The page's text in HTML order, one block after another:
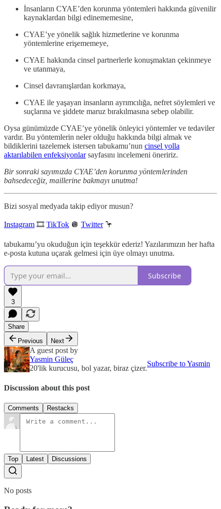
İnsanların CYAE’den korunma yöntemleri hakkında güvenilir
kaynaklardan bilgi edinememesine,
CYAE’ye yönelik sağlık hizmetlerine ve korunma
yöntemlerine erişememeye,
CYAE hakkında cinsel partnerlerle konuşmaktan çekinmeye
ve utanmaya,
Cinsel davranışlardan korkmaya,
CYAE ile yaşayan insanların ayrımcılığa, nefret söylemleri ve
suçlarına ve şiddete maruz bırakılmasına sebep olabilir.
Oysa günümüzde CYAE’ye yönelik önleyici yöntemler ve tedaviler
vardır. Bu yöntemlerin neler olduğu hakkında bilgi almak ve
bildiklerini tazelemek istersen tabukamu’nun cinsel yolla
aktarılabilen enfeksiyonlarsayfasını incelemeni öneririz.
Bir sonraki sayımızda CYAE’den korunma yöntemlerinden
bahsedeceğiz, maillerine bakmayı unutma!
Bizi sosyal medyada takip ediyor musun?
Instagram 🎞 TikTok 🪩 Twitter🦩
tabukamu’yu okuduğun için teşekkür ederiz! Yazılarımızın her hafta
e-posta kutuna uçarak gelmesi için üye olmayı unutma.
Subscribe
3
Share
Previous
Next
A guest post by
Yasmin Güleç
20'lik kurucusu, bol yazar, biraz çizer.
Subscribe to Yasmin
Discussion about this post
Comments Restacks
Top Latest Discussions
No posts